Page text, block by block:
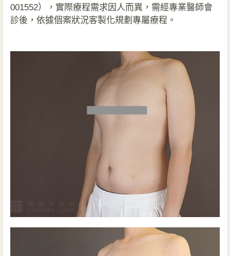
001552），實際療程需求因人而異，需經專業醫師會
診後，依據個案狀況客製化規劃專屬療程。